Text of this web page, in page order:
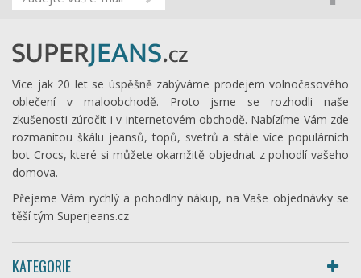
Více jak 20 let se úspěšně zabýváme prodejem volnočasového
oblečení v maloobchodě. Proto jsme se rozhodli naše
zkušenosti zúročit i v internetovém obchodě. Nabízíme Vám zde
rozmanitou škálu jeansů, topů, svetrů a stále více populárních
bot Crocs, které si můžete okamžitě objednat z pohodlí vašeho
domova.
Přejeme Vám rychlý a pohodlný nákup, na Vaše objednávky se
těší tým Superjeans.cz
KATEGORIE